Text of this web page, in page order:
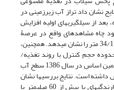
نشان داد تراز آب زیرزمینی در
از سیل‏گیری‏های اولیه افزایش
چاه مشاهده‏ای واقع در عرصۀ
پخش، افزایش شایان توجهی حدود 34/1 متر را نشان می‏دهد. همچنین،
حجم کنترل با روند تغذیه/
برداشت کاملاً همخوانی دارد و بر همین اساس در سال 1386 سطح آب
43/4 متر افزایش داشته است. نتایج بررسی‏ها نشان
داد در دشت گهکم-سعادت‏آباد، بارندگی‏های با بیش از 60 میلی‏متر یا